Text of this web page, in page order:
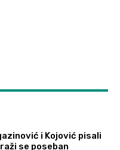
i Kojović pisali
se poseban